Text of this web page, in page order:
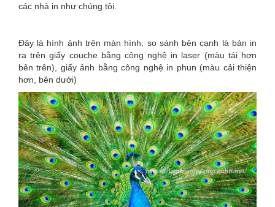
các nhà in như chúng tôi.
Đây là hình ảnh trên màn hình, so sánh bên cạnh là bản in
ra trên giấy couche bằng công nghệ in laser (màu tái hơn
bên trên), giấy ảnh bằng công nghệ in phun (màu cải thiện
hơn, bên dưới)